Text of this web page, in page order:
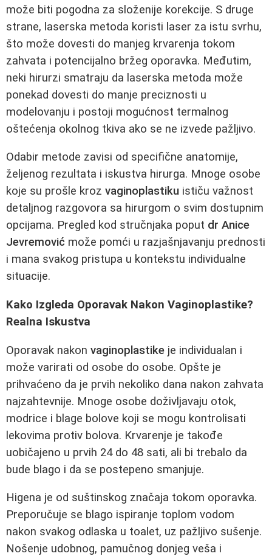
može biti pogodna za složenije korekcije. S druge
strane, laserska metoda koristi laser za istu svrhu,
što može dovesti do manjeg krvarenja tokom
zahvata i potencijalno bržeg oporavka. Međutim,
neki hirurzi smatraju da laserska metoda može
ponekad dovesti do manje preciznosti u
modelovanju i postoji mogućnost termalnog
oštećenja okolnog tkiva ako se ne izvede pažljivo.
Odabir metode zavisi od specifične anatomije,
željenog rezultata i iskustva hirurga. Mnoge osobe
koje su prošle kroz vaginoplastiku ističu važnost
detaljnog razgovora sa hirurgom o svim dostupnim
opcijama. Pregled kod stručnjaka poput dr Anice
Jevremović može pomći u razjašnjavanju prednosti
i mana svakog pristupa u kontekstu individualne
situacije.
Kako Izgleda Oporavak Nakon Vaginoplastike?
Realna Iskustva
Oporavak nakon vaginoplastike je individualan i
može varirati od osobe do osobe. Opšte je
prihvaćeno da je prvih nekoliko dana nakon zahvata
najzahtevnije. Mnoge osobe doživljavaju otok,
modrice i blage bolove koji se mogu kontrolisati
lekovima protiv bolova. Krvarenje je takođe
uobičajeno u prvih 24 do 48 sati, ali bi trebalo da
bude blago i da se postepeno smanjuje.
Higena je od suštinskog značaja tokom oporavka.
Preporučuje se blago ispiranje toplom vodom
nakon svakog odlaska u toalet, uz pažljivo sušenje.
Nošenje udobnog, pamučnog donjeg veša i